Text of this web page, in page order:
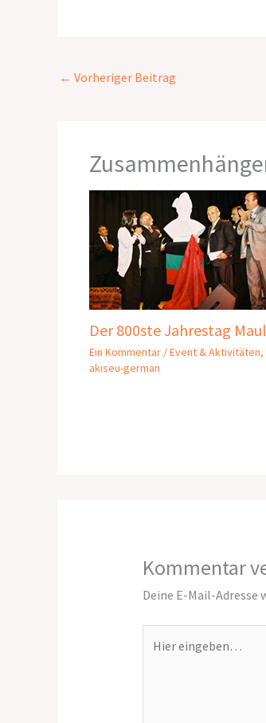
← Vorheriger Beitrag
Der 800ste Jahrestag
Ein Kommentar /Event & Aktivitäten,
akiseu-german
Kommentar
Deine E-Mail-
eingeben…